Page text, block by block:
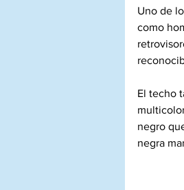
Uno de
como
El techo
negro
negra